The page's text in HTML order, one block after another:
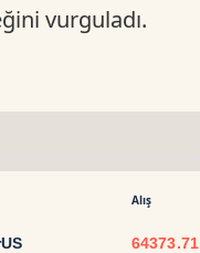
vurguladı.
Alış
64373.71